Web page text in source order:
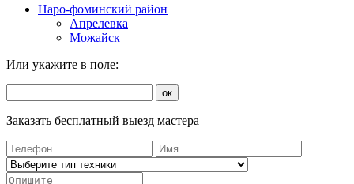
Наро-фоминский район
Апрелевка
Можайск
Или укажите в поле:
ок
Заказать бесплатный выезд мастера